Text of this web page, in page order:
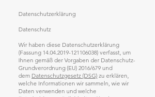
Datenschutzerklärung
Datenschutz
Wir haben diese Datenschutzerklärung
(Fassung 14.04.2019-121106038) verfasst, um
Ihnen gemäß der Vorgaben der Datenschutz-
Grundverordnung (EU) 2016/679 und
dem Datenschutzgesetz (DSG) zu erklären,
welche Informationen wir sammeln, wie wir
Daten verwenden und welche